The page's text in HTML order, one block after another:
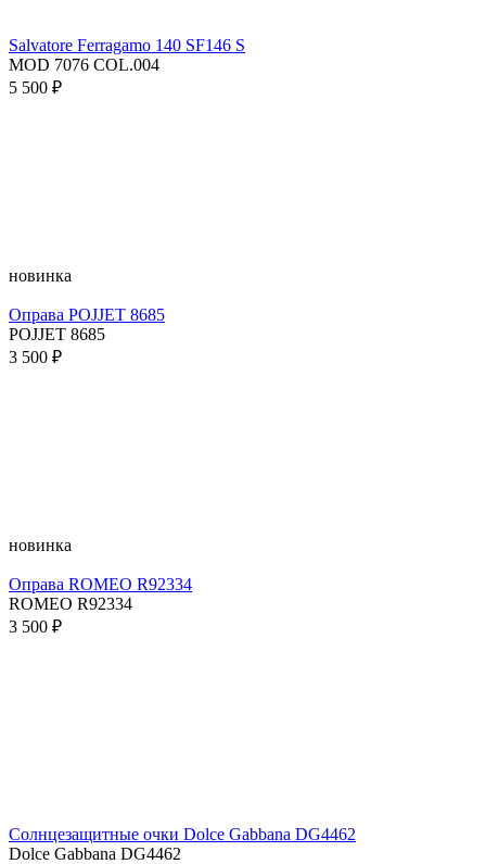
Salvatore Ferragamo 140 SF146 S
MOD 7076 COL.004
5 500 ₽
новинка
Оправа POJJET 8685
POJJET 8685
3 500 ₽
новинка
Оправа ROMEO R92334
ROMEO R92334
3 500 ₽
Солнцезащитные очки Dolce Gabbana DG4462
Dolce Gabbana DG4462